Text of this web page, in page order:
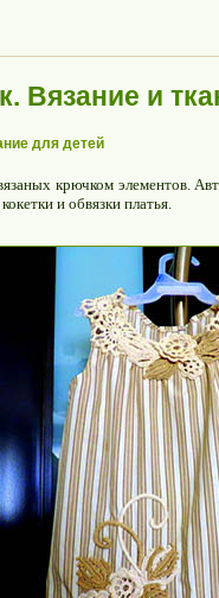
Вязание и
для детей
крючком элементов.
и обвязки платья.